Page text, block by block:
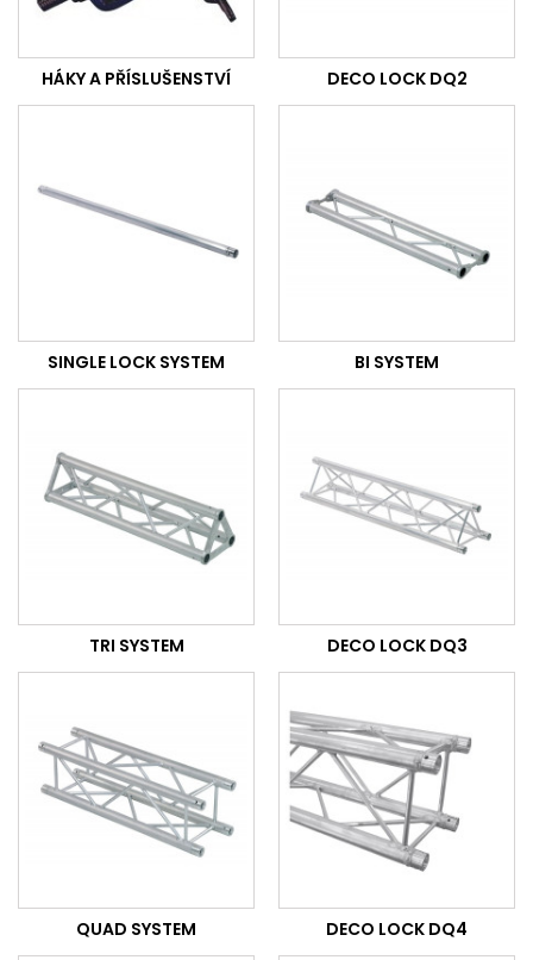
HÁKY A PŘÍSLUŠENSTVÍ DECO LOCK DQ2
SINGLE LOCK SYSTEM BI SYSTEM
TRI SYSTEM DECO LOCK DQ3
QUAD SYSTEM DECO LOCK DQ4